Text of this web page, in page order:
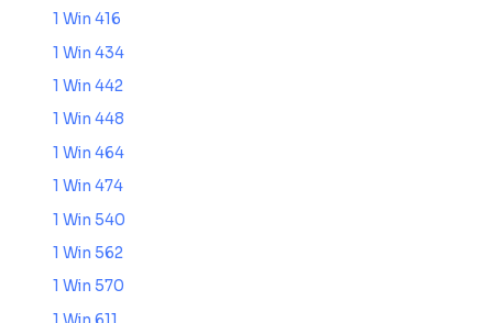
1 Win 416
1 Win 434
1 Win 442
1 Win 448
1 Win 464
1 Win 474
1 Win 540
1 Win 562
1 Win 570